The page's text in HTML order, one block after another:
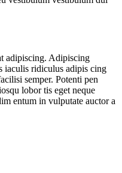
adipiscing. Adipiscing
iaculis ridiculus adipis cing
semper. Potenti pen
lobor tis eget neque
entum in vulputate auctor a